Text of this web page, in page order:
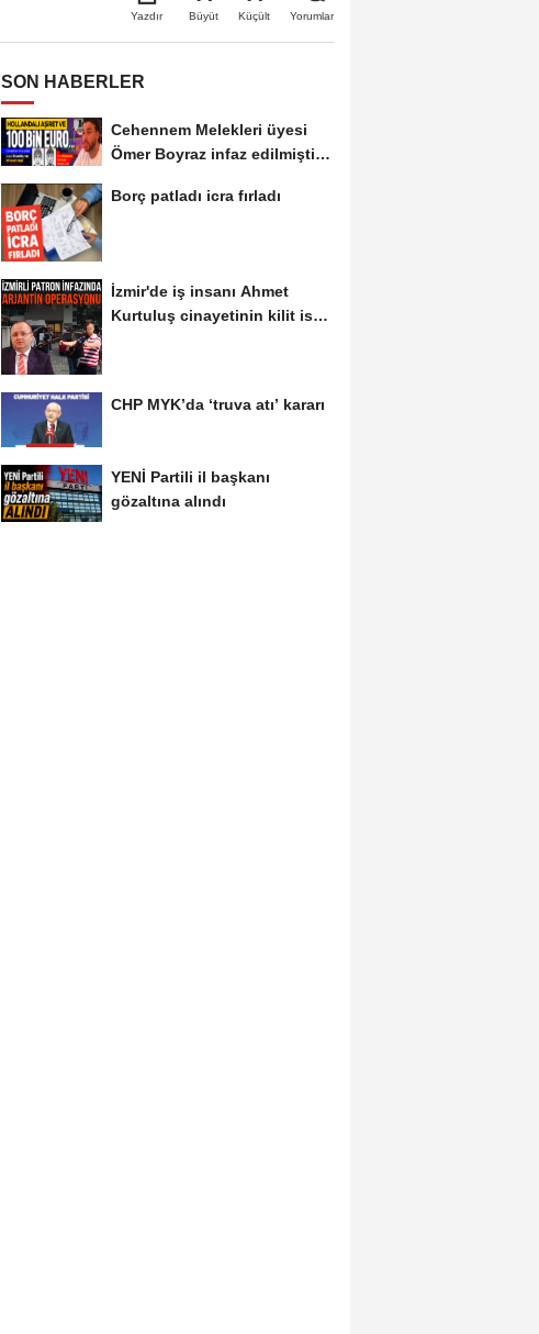
Yazdır Büyüt Küçült Yorumlar
SON HABERLER
Cehennem Melekleri üyesi
Ömer Boyraz infaz edilmişti!
Borç patladı icra fırladı
İzmir'de iş insanı Ahmet
Kurtuluş cinayetinin kilit ismi
CHP MYK’da ‘truva atı’ kararı
YENİ Partili il başkanı
gözaltına alındı